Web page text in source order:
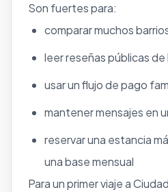
Son fuertes para:
comparar muchos
leer reseñas públicas
usar un flujo de pago
mantener mensajes en
reservar una estancia
una base mensual
Para un primer viaje a